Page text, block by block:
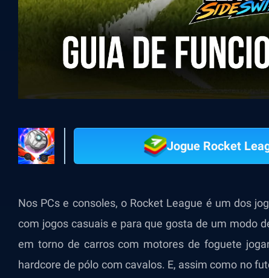
Jogue Rocket
Nos PCs e consoles, o Rocket League é um dos
com jogos casuais e para que gosta de um modo
em torno de carros com motores de foguete
hardcore de pólo com cavalos. E, assim como no